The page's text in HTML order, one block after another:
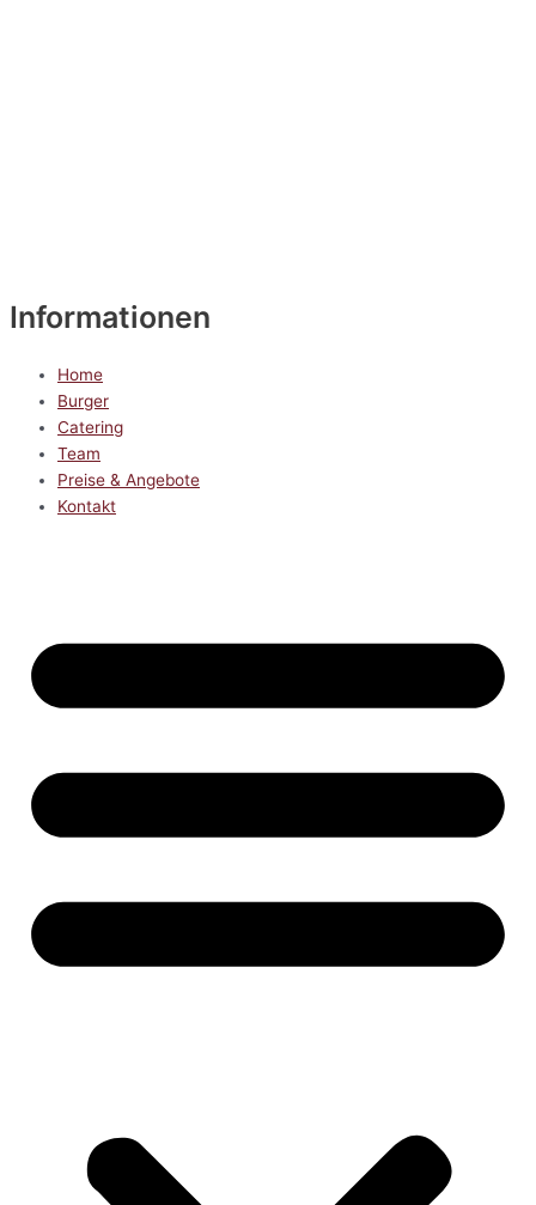
Informationen
Home
Burger
Catering
Team
Preise & Angebote
Kontakt